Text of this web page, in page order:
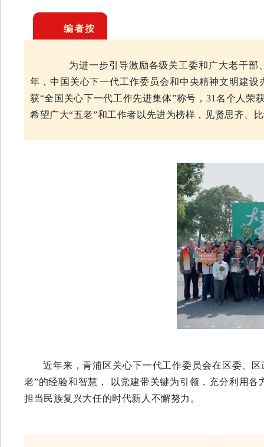
编者按
为进一步引导激励各级关工委和广大老干部
年，中国关心下一代工作委员会和中央精神文明建
获“全国关心下一代工作先进集体”称号，31名个人荣
希望广大“五老”和工作者以先进为榜样，见贤思齐、
近年来，青浦区关心下一代工作委员会在区委、
老”的经验和智慧， 以党建带关键为引领，充分利用
担当民族复兴大任的时代新人不懈努力。